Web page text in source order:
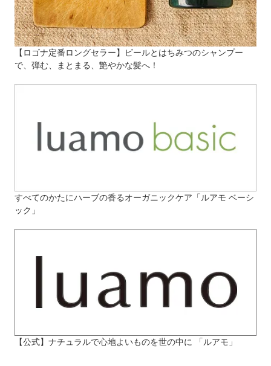
【ロゴナ定番ロングセラー】ビールとはちみつのシャンプー
で、弾む、まとまる、艶やかな髪へ！
すべてのかたにハーブの香るオーガニックケア「ルアモ ベーシ
ック」
【公式】ナチュラルで心地よいものを世の中に 「ルアモ」